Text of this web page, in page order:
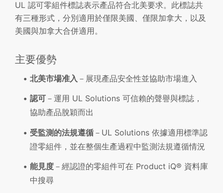
UL 認可零組件標誌表示產品符合北美要求。此標誌共
有三種形式，分別適用於僅限美國、僅限加拿大，以及
美國與加拿大合併適用。
主要優勢
北美市場准入 －展現產品安全性並協助市場進入
認可 －運用 UL Solutions 可信賴的聲譽與標誌，
協助產品脫穎而出
受監測的法規遵循 －UL Solutions 依據適用標準認
證零組件，並在整個生產過程中監測法規遵循情況
能見度 －經認證的零組件可在 Product iQ® 資料庫
中搜尋